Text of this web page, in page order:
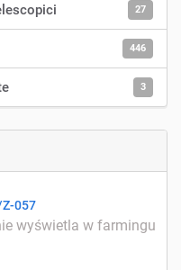
27
446
3
057
wyświetla w farmingu